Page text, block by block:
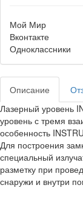
Мой Мир
Вконтакте
Одноклассники
Описание
Лазерный уровень
уровень с тремя
особенность
Для построения
специальный
разметку при
снаружи и внутри